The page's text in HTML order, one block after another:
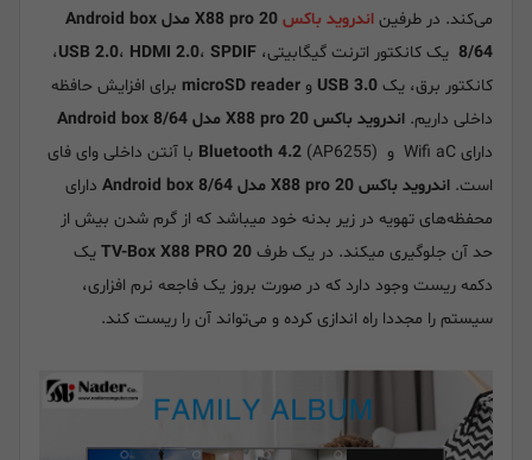
می‌کند. در طرفین اندروید باکس
X88 pro 20 مدل Android box
8/64 یک کانکتور اترنت گیگابیتی، USB 2.0، HDMI 2.0، SPDIF
،
کانکتور برق، یک USB 3.0 و microSD reader برای افزایش حافظه
داخلی داریم. اندروید باکس X88 pro 20 مدل Android box 8/64
دارای Wifi aC و
Bluetooth 4.2 (AP6255) با آنتن داخلی وای فای
است. اندروید باکس X88 pro 20 مدل Android box 8/64
دارای
محفظه‌های تهویه در زیر بدنه خود میباشد که از گرم شدن بیش از
حد آن جلوگیری میکند. در یک طرف TV-Box X88 PRO 20 یک
دکمه ریست وجود دارد که در صورت بروز یک فاجعه نرم افزاری،
سیستم را مجددا راه اندازی کرده و می‌تواند آن را ریست کند.